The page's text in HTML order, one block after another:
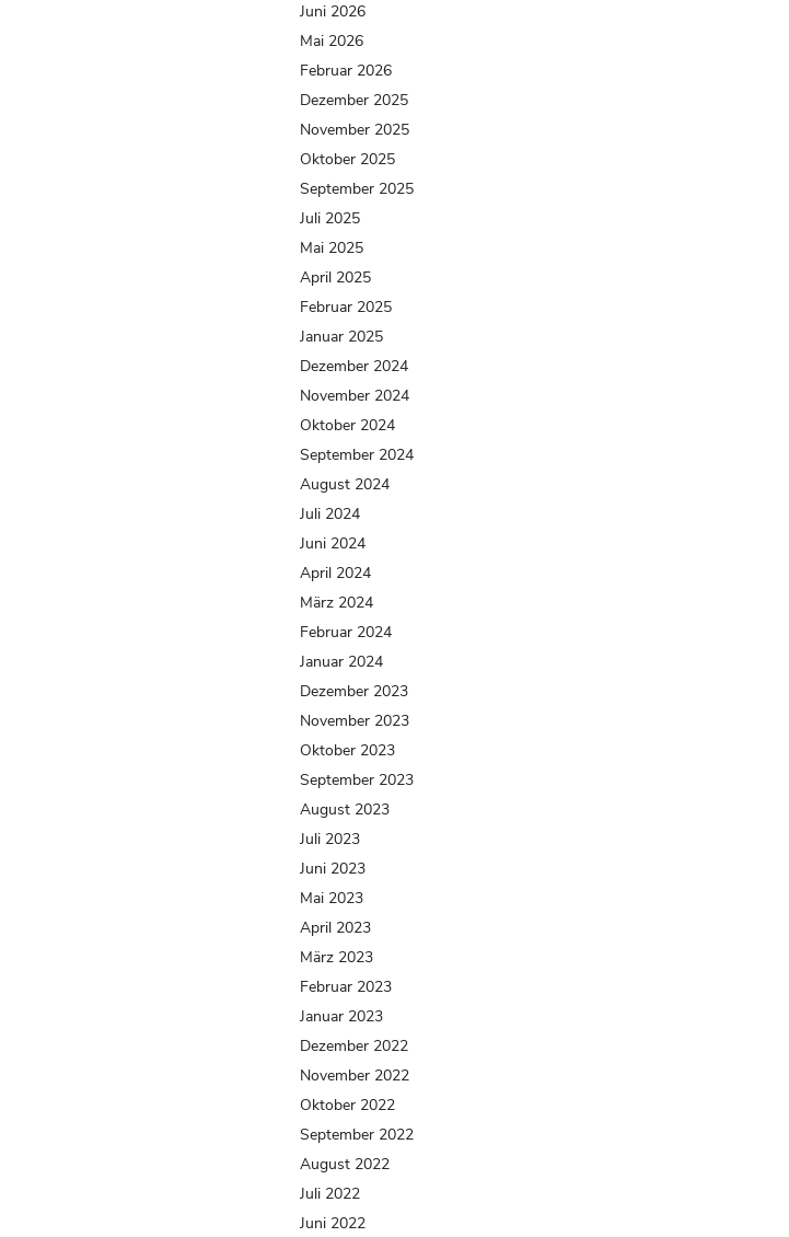
Juni 2026
Mai 2026
Februar 2026
Dezember 2025
November 2025
Oktober 2025
September 2025
Juli 2025
Mai 2025
April 2025
Februar 2025
Januar 2025
Dezember 2024
November 2024
Oktober 2024
September 2024
August 2024
Juli 2024
Juni 2024
April 2024
März 2024
Februar 2024
Januar 2024
Dezember 2023
November 2023
Oktober 2023
September 2023
August 2023
Juli 2023
Juni 2023
Mai 2023
April 2023
März 2023
Februar 2023
Januar 2023
Dezember 2022
November 2022
Oktober 2022
September 2022
August 2022
Juli 2022
Juni 2022